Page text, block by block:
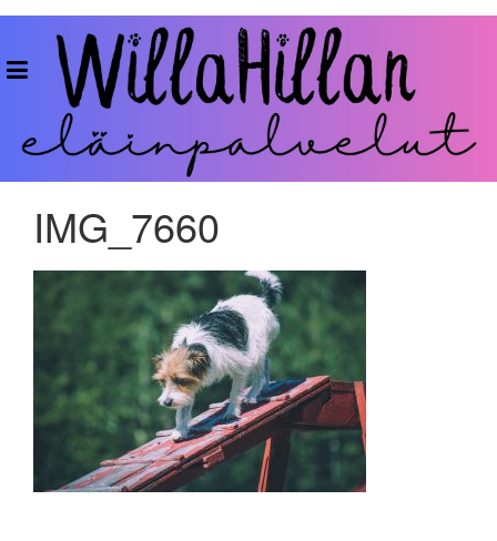
Skip
WillaHillan
Eläinpalvelut
IMG_7660